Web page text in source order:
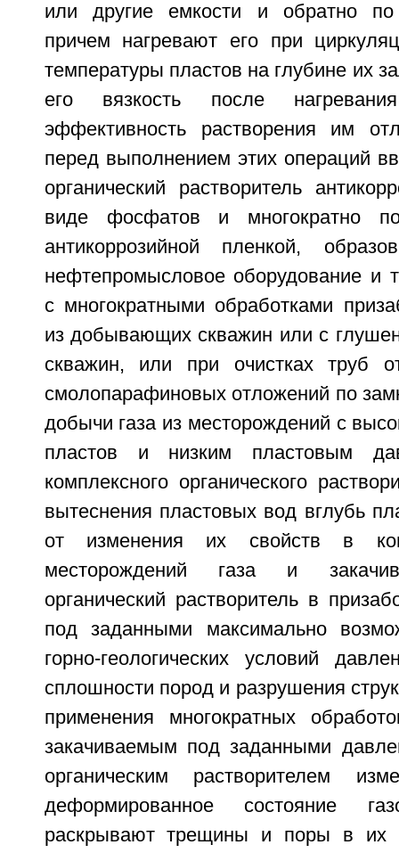
или другие емкости и обратно по
причем нагревают его при
температуры пластов на глубине их
его вязкость после
эффективность растворения им
перед выполнением этих операций
органический растворитель
виде фосфатов и многократно
антикоррозийной пленкой,
нефтепромысловое оборудование и
с многократными обработками
из добывающих скважин или с
скважин, или при очистках труб
смолопарафиновых отложений по
добычи газа из месторождений с
пластов и низким пластовым
комплексного органического
вытеснения пластовых вод вглубь
от изменения их свойств в
месторождений газа и
органический растворитель в
под заданными максимально
горно-геологических условий
сплошности пород и разрушения
применения многократных
закачиваемым под заданными
органическим растворителем
деформированное состояние
раскрывают трещины и поры в их